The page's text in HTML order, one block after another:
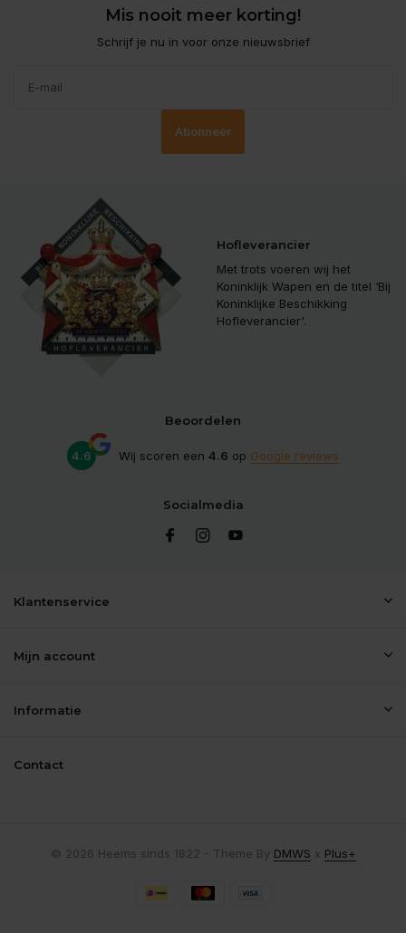
Mis nooit meer korting!
Schrijf je nu in voor onze nieuwsbrief
Abonneer
Hofleverancier
Met trots voeren wij het
Koninklijk Wapen en de titel ‘Bij
Koninklijke Beschikking
Hofleverancier'.
Beoordelen
4.6 Wij scoren een 4.6 op Google reviews
Socialmedia
Klantenservice
Mijn account
Informatie
Contact
© 2026 Heems sinds 1822 - Theme By DMWS x Plus+